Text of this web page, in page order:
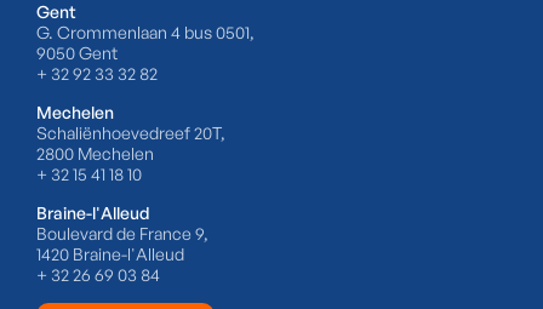
Gent
G. Crommenlaan 4 bus 0501,
9050 Gent
+ 32 92 33 32 82
Mechelen
Schaliënhoevedreef 20T,
2800 Mechelen
+ 32 15 41 18 10
Braine-l'Alleud
Boulevard de France 9,
1420 Braine-l'Alleud
+ 32 26 69 03 84